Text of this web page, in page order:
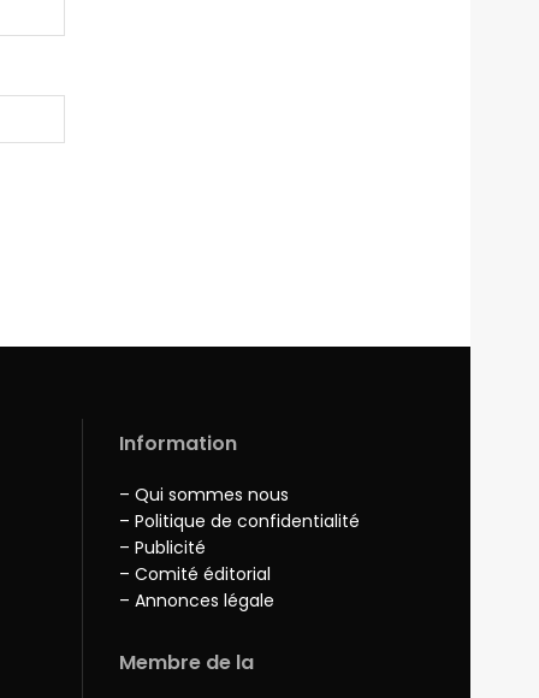
Information
– Qui sommes nous
– Politique de confidentialité
– Publicité
– Comité éditorial
– Annonces légale
Membre de la